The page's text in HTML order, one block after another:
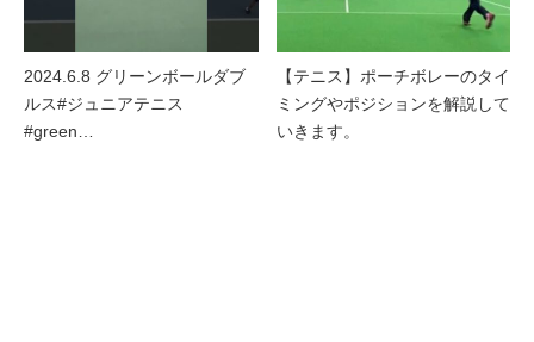
2024.6.8 グリーンボールダブ
ルス#ジュニアテニス
#green…
【テニス】ポーチボレーのタイ
ミングやポジションを解説して
いきます。